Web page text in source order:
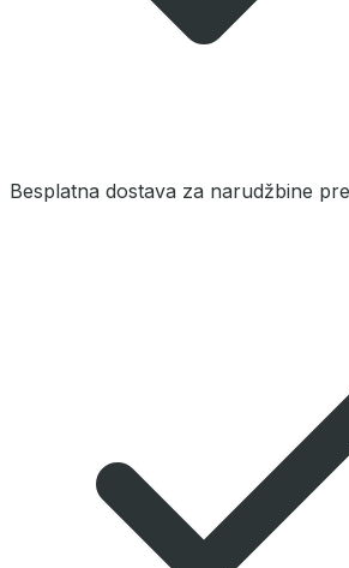
Besplatna dostava za narudžbine